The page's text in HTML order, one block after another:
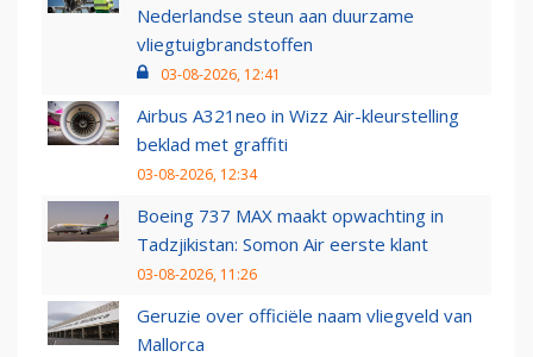
Nederlandse steun aan duurzame
vliegtuigbrandstoffen
03-08-2026, 12:41
Airbus A321neo in Wizz Air-kleurstelling
beklad met graffiti
03-08-2026, 12:34
Boeing 737 MAX maakt opwachting in
Tadzjikistan: Somon Air eerste klant
03-08-2026, 11:26
Geruzie over officiële naam vliegveld van
Mallorca